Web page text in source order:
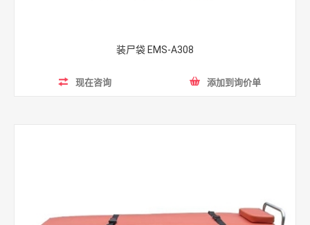
装尸袋 EMS-A308
现在咨询 添加到询价单